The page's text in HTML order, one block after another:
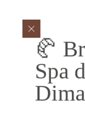
🥐
Spa